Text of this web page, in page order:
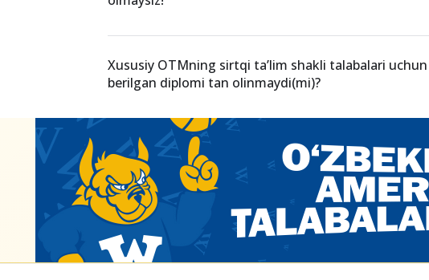
imkoniyati mavjud
olmaysiz!
Xususiy OTMning sirtqi ta’lim shakli talabalari uchun
berilgan diplomi tan olinmaydi(mi)?